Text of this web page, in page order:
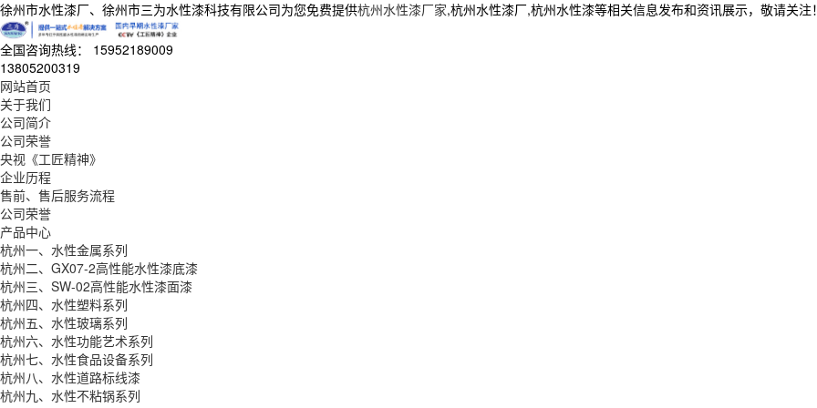
徐州市水性漆厂、徐州市三为水性漆科技有限公司为您免费提供杭州水性漆厂家,杭州水性漆厂,杭州水性漆等相关信息发布和资讯展示，敬请关注！
全国咨询热线： 15952189009
13805200319
网站首页
关于我们
公司简介
公司荣誉
央视《工匠精神》
企业历程
售前、售后服务流程
公司荣誉
产品中心
杭州一、水性金属系列
杭州二、GX07-2高性能水性漆底漆
杭州三、SW-02高性能水性漆面漆
杭州四、水性塑料系列
杭州五、水性玻璃系列
杭州六、水性功能艺术系列
杭州七、水性食品设备系列
杭州八、水性道路标线漆
杭州九、水性不粘锅系列